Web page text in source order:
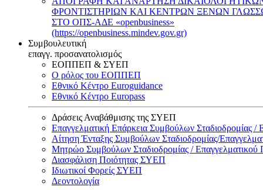
ΦΡΟΝΤΙΣΤΗΡΙΩΝ ΚΑΙ ΚΕΝΤΡΩΝ ΞΕΝΩΝ
ΣΤΟ ΟΠΣ-ΑΔΕ «openbusiness»
(https://openbusiness.mindev.gov.gr)
Συμβουλευτική
επαγγ. προσανατολισμός
ΕΟΠΠΕΠ & ΣΥΕΠ
Ο ρόλος του ΕΟΠΠΕΠ
Εθνικό Κέντρο Euroguidance
Εθνικό Κέντρο Europass
Δράσεις Αναβάθμισης της ΣΥΕΠ
Επαγγελματική Επάρκεια Συμβούλων Σταδιοδρομίας /
Αίτηση Ένταξης Συμβούλων Σταδιοδρομίας/
Μητρώο Συμβούλων Σταδιοδρομίας / Επαγγελματικού
Διασφάλιση Ποιότητας ΣΥΕΠ
Ιδιωτικοί Φορείς ΣΥΕΠ
Δεοντολογία